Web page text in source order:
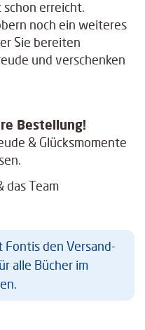
schon erreicht.
noch ein weiteres
Sie bereiten
und verschenken
Bestellung!
& Glücksmomente
das Team
Fontis den Versand-
alle Bücher im